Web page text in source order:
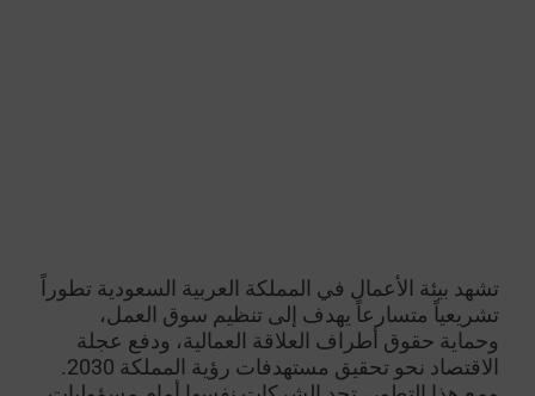
تشهد بيئة الأعمال في المملكة العربية السعودية تطوراً
تشريعياً متسارعاً يهدف إلى تنظيم سوق العمل،
وحماية حقوق أطراف العلاقة العمالية، ودفع عجلة
الاقتصاد نحو تحقيق مستهدفات رؤية المملكة 2030.